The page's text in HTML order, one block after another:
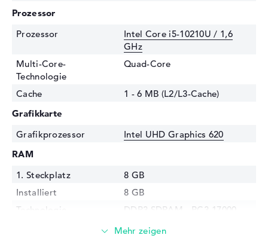
Prozessor
Prozessor
Intel Core i5-10210U / 1,6
GHz
Multi-Core-
Technologie
Quad-Core
Cache
1 - 6 MB (L2/L3-Cache)
Grafikkarte
Grafikprozessor
Intel UHD Graphics 620
RAM
1. Steckplatz
8 GB
Installiert
8 GB
Technologie
DDR3 SDRAM - PC3-17000 -